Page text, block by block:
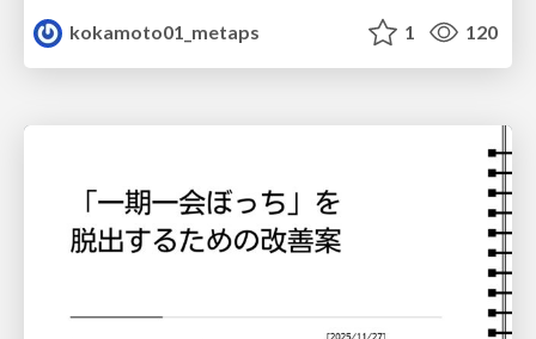
kokamoto01_metaps
1 120